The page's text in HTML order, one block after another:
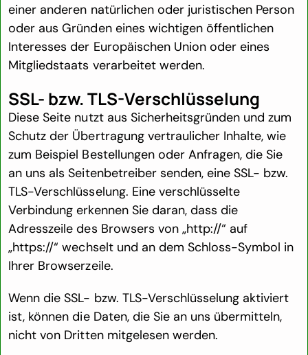
einer anderen natürlichen oder juristischen Person
oder aus Gründen eines wichtigen öffentlichen
Interesses der Europäischen Union oder eines
Mitgliedstaats verarbeitet werden.
SSL- bzw. TLS-Verschlüsselung
Diese Seite nutzt aus Sicherheitsgründen und zum
Schutz der Übertragung vertraulicher Inhalte, wie
zum Beispiel Bestellungen oder Anfragen, die Sie
an uns als Seitenbetreiber senden, eine SSL- bzw.
TLS-Verschlüsselung. Eine verschlüsselte
Verbindung erkennen Sie daran, dass die
Adresszeile des Browsers von „http://“ auf
„https://“ wechselt und an dem Schloss-Symbol in
Ihrer Browserzeile.
Wenn die SSL- bzw. TLS-Verschlüsselung aktiviert
ist, können die Daten, die Sie an uns übermitteln,
nicht von Dritten mitgelesen werden.